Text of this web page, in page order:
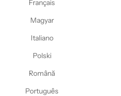
Français
Magyar
Italiano
Polski
Română
Português